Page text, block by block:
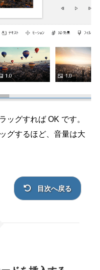
ッグすれば OK です。
グするほど、音量は大
目次へ戻る